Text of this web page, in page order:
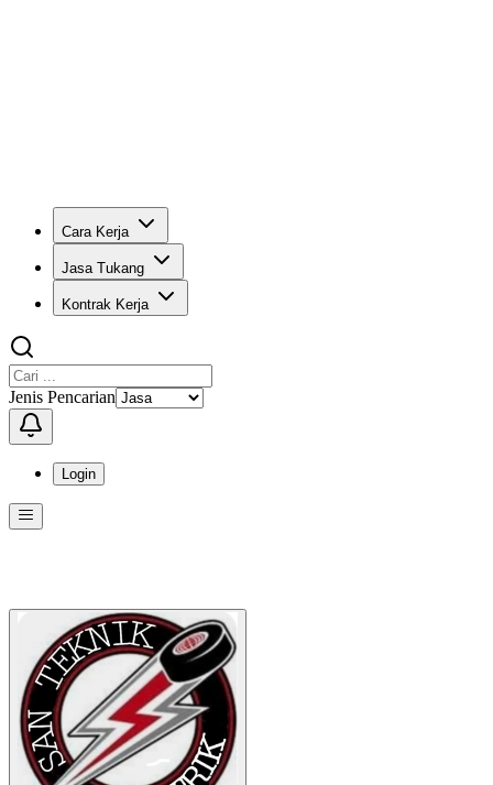
Cara Kerja
Jasa Tukang
Kontrak Kerja
Jenis Pencarian
Login
Menu ini berisi navigasi untuk mengakses fitur-fitur di KangPro